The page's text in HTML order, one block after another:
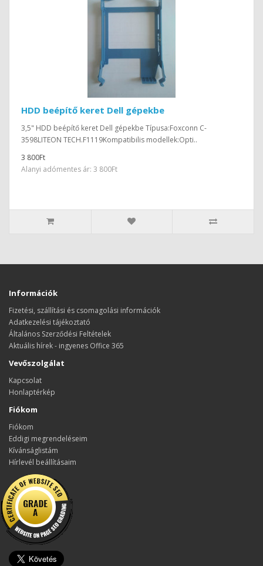
HDD beépítő keret Dell gépekbe
3,5" HDD beépítő keret Dell gépekbe Típusa:Foxconn C-
3598LITEON TECH.F1119Kompatibilis modellek:Opti..
3 800Ft
Alanyi adómentes ár: 3 800Ft
Információk
Fizetési, szállítási és csomagolási információk
Adatkezelési tájékoztató
Általános Szerződési Feltételek
Aktuális hírek - ingyenes Office 365
Vevőszolgálat
Kapcsolat
Honlaptérkép
Fiókom
Fiókom
Eddigi megrendeléseim
Kívánságlistám
Hírlevél beállításaim